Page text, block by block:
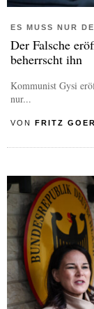
ES MUSS NUR
Der Falsche
beherrscht ihn
Kommunist Gysi
nur...
VON FRITZ